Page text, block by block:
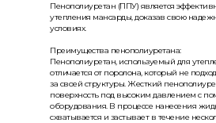
Пенополиуретан (ППУ) является
утепления мансарды, доказав свою
условиях.
Преимущества пенополиуретана:
Пенополиуретан, используемый для
отличается от поролона, который не
за своей структуры. Жесткий
поверхность под высоким давлением с
оборудования. В процессе нанесения
схватывается и застывает в течение